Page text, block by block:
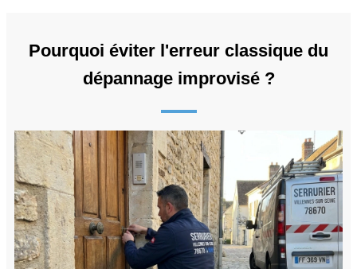
Pourquoi éviter l'erreur classique du
dépannage improvisé ?